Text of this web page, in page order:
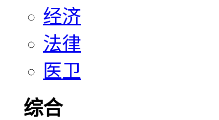
经济
法律
医卫
综合